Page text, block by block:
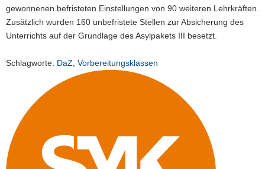
gewonnenen befristeten Einstellungen von 90 weiteren Lehrkräften.
Zusätzlich wurden 160 unbefristete Stellen zur Absicherung des
Unterrichts auf der Grundlage des Asylpakets III besetzt.
Schlagworte: DaZ Vorbereitungsklassen